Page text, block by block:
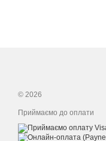
© 2026
Приймаємо до оплати